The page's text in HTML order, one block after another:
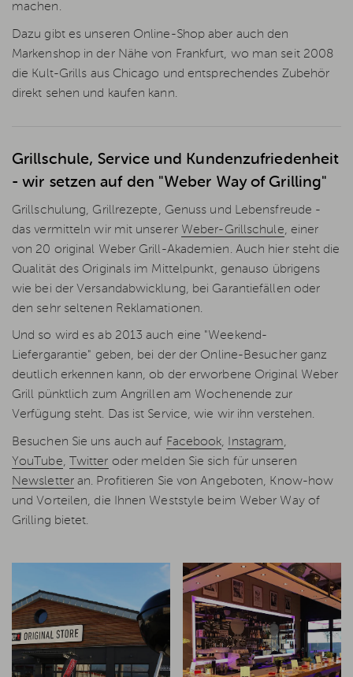
machen.
Dazu gibt es unseren Online-Shop aber auch den
Markenshop in der Nähe von Frankfurt, wo man seit 2008
die Kult-Grills aus Chicago und entsprechendes Zubehör
direkt sehen und kaufen kann.
Grillschule, Service und Kundenzufriedenheit
- wir setzen auf den "Weber Way of Grilling"
Grillschulung, Grillrezepte, Genuss und Lebensfreude -
das vermitteln wir mit unserer Weber-Grillschule, einer
von 20 original Weber Grill-Akademien. Auch hier steht die
Qualität des Originals im Mittelpunkt, genauso übrigens
wie bei der Versandabwicklung, bei Garantiefällen oder
den sehr seltenen Reklamationen.
Und so wird es ab 2013 auch eine "Weekend-
Liefergarantie" geben, bei der der Online-Besucher ganz
deutlich erkennen kann, ob der erworbene Original Weber
Grill pünktlich zum Angrillen am Wochenende zur
Verfügung steht. Das ist Service, wie wir ihn verstehen.
Besuchen Sie uns auch auf Facebook, Instagram,
YouTube, Twitter oder melden Sie sich für unseren
Newsletteran. Profitieren Sie von Angeboten, Know-how
und Vorteilen, die Ihnen Weststyle beim Weber Way of
Grilling bietet.